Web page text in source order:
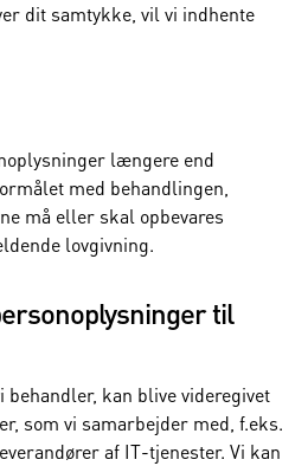
dit samtykke, vil vi indhente
længere end
med behandlingen,
må eller skal opbevares
lovgivning.
til
behandler, kan blive videregivet
som vi samarbejder med, f.eks.
af IT-tjenester. Vi kan